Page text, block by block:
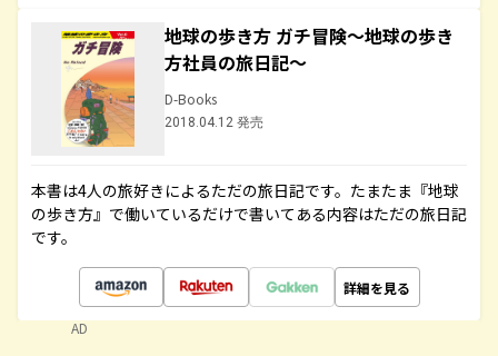
地球の歩き方 ガチ冒険～地球の歩き
方社員の旅日記～
D-Books
2018.04.12 発売
本書は4人の旅好きによるただの旅日記です。たまたま『地球
の歩き方』で働いているだけで書いてある内容はただの旅日記
です。
詳細を見る
AD